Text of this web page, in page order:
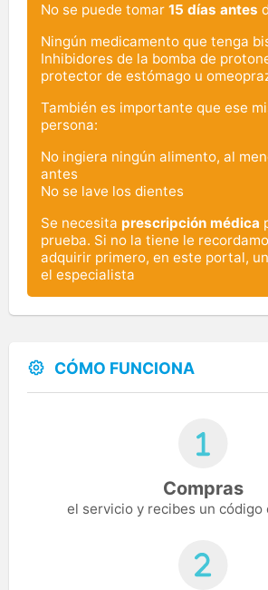
No se puede tomar 15 días antes
Ningún medicamento que tenga
Inhibidores de la bomba de
protector de estómago u
También es importante que ese
persona:
No ingiera ningún alimento, al
antes
No se lave los dientes
Se necesita prescripción médica
prueba. Si no la tiene le
adquirir primero, en este portal,
el especialista
CÓMO FUNCIONA
Compras
el servicio y recibes un código